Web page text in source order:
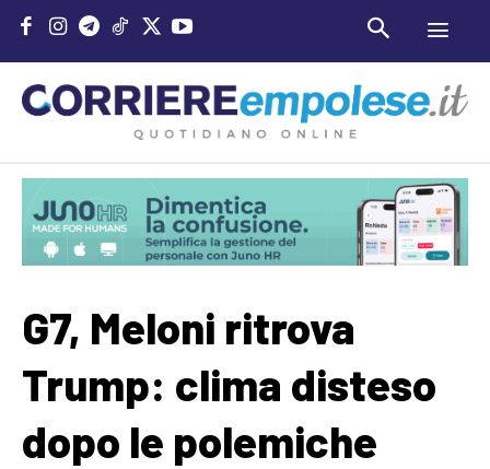
G7, Meloni ritrova
Trump: clima disteso
dopo le polemiche